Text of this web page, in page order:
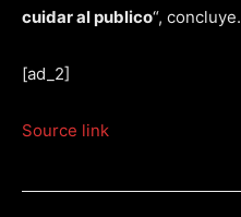
cuidar al publico“, concluye.
[ad_2]
Source link